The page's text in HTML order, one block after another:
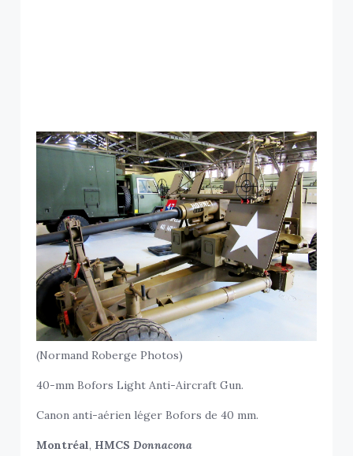
(Normand Roberge Photos)
40-mm Bofors Light Anti-Aircraft Gun.
Canon anti-aérien léger Bofors de 40 mm.
Montréal, HMCS Donnacona